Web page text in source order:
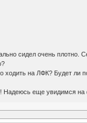
сидел очень плотно.
ходить на ЛФК? Будет ли
Надеюсь еще увидимся